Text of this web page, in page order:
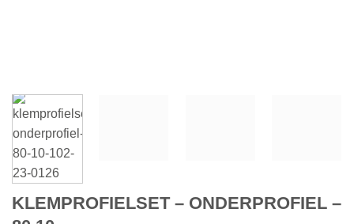
KLEMPROFIELSET – ONDERPROFIEL –